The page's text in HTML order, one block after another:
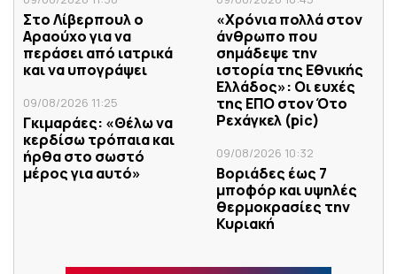
Στο Λίβερπουλ ο
Αραούχο για να
περάσει από ιατρικά
και να υπογράψει
09/08/2026 11:25
Γκιμαράες: «Θέλω να
κερδίσω τρόπαια και
ήρθα στο σωστό
μέρος για αυτό»
«Χρόνια πολλά στον
άνθρωπο που
σημάδεψε την
ιστορία της Εθνικής
Ελλάδος»: Οι ευχές
της ΕΠΟ στον Ότο
Ρεχάγκελ (pic)
09/08/2026 10:32
Βοριάδες έως 7
μποφόρ και υψηλές
θερμοκρασίες την
Κυριακή